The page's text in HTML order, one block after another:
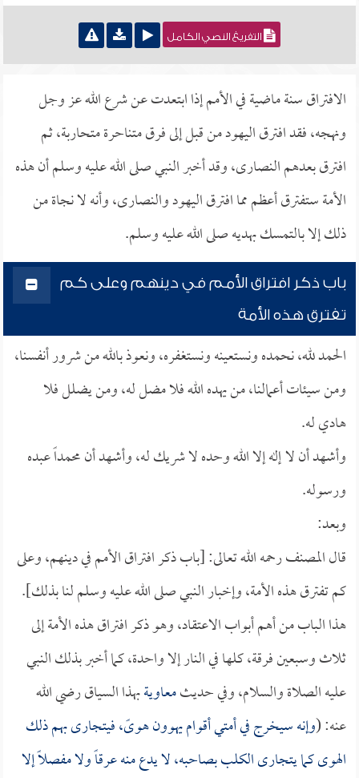
التفريغ النصي الكامل
الافتراق سنة ماضية في الأمم إذا ابتعدت عن شرع الله عز وجل
ونهجه، فقد افترق اليهود من قبل إلى فرق متناحرة متحاربة، ثم
افترق بعدهم النصارى، وقد أخبر النبي صلى الله عليه وسلم أن هذه
الأمة ستفترق أعظم مما افترق اليهود والنصارى، وأنه لا نجاة من
ذلك إلا بالتمسك بهديه صلى الله عليه وسلم.
باب ذكر افتراق الأمم في دينهم وعلى كم
تفترق هذه الأمة
الحمد لله، نحمده ونستعينه ونستغفره، ونعوذ بالله من شرور أنفسنا،
ومن سيئات أعمالنا، من يهده الله فلا مضل له، ومن يضلل فلا
هادي له.
وأشهد أن لا إله إلا الله وحده لا شريك له، وأشهد أن محمداً عبده
ورسوله.
وبعد:
قال المصنف رحمه الله تعالى: [باب ذكر افتراق الأمم في دينهم، وعلى
كم تفترق هذه الأمة، وإخبار النبي صلى الله عليه وسلم لنا بذلك].
هذا الباب من أهم أبواب الاعتقاد، وهو ذكر افتراق هذه الأمة إلى
ثلاث وسبعين فرقة، كلها في النار إلا واحدة، كما أخبر بذلك النبي
عليه الصلاة والسلام، وفي حديثمعاويةبهذا السياق رضي الله
عنه: (وإنه سيخرج في أمتي أقوام يهوون هوىً، فيتجارى بهم ذلك
الهوى كما يتجارى الكلب بصاحبه، لا يدع منه عرقاً ولا مفصلاً إلا